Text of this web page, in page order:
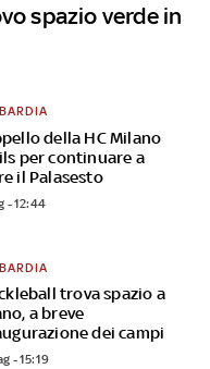
spazio verde in
della HC Milano
per continuare a
il Palasesto
- 12:44
trova spazio a
a breve
dei campi
- 15:19